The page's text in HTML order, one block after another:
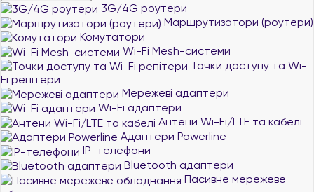
3G/4G роутери
Маршрутизатори (роутери)
Комутатори
Wi-Fi Mesh-системи
Точки доступу та Wi-
Fi репітери
Мережеві адаптери
Wi-Fi адаптери
Антени Wi-Fi/LTE та кабелі
Адаптери Powerline
IP-телефони
Bluetooth адаптери
Пасивне мережеве